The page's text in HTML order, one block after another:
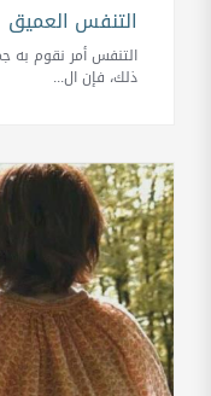
التنفس العميق
التنفس أمر نقوم به
ذلك، فإن ال...